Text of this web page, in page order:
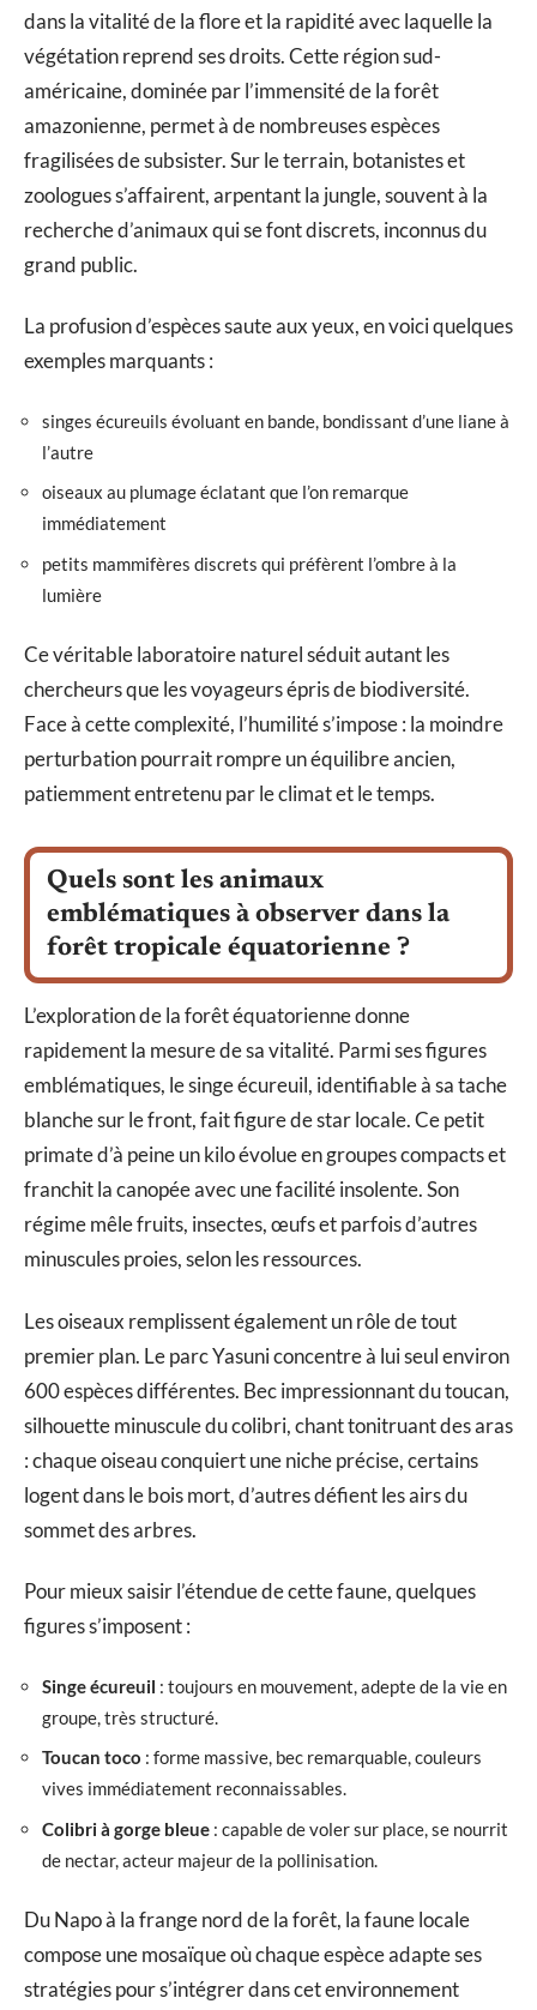
dans la vitalité de la flore et la rapidité avec laquelle la
végétation reprend ses droits. Cette région sud-
américaine, dominée par l’immensité de la forêt
amazonienne, permet à de nombreuses espèces
fragilisées de subsister. Sur le terrain, botanistes et
zoologues s’affairent, arpentant la jungle, souvent à la
recherche d’animaux qui se font discrets, inconnus du
grand public.
La profusion d’espèces saute aux yeux, en voici quelques
exemples marquants :
singes écureuils évoluant en bande, bondissant d’une liane à
l’autre
oiseaux au plumage éclatant que l’on remarque
immédiatement
petits mammifères discrets qui préfèrent l’ombre à la
lumière
Ce véritable laboratoire naturel séduit autant les
chercheurs que les voyageurs épris de biodiversité.
Face à cette complexité, l’humilité s’impose : la moindre
perturbation pourrait rompre un équilibre ancien,
patiemment entretenu par le climat et le temps.
Quels sont les animaux
emblématiques à observer dans la
forêt tropicale équatorienne ?
L’exploration de la forêt équatorienne donne
rapidement la mesure de sa vitalité. Parmi ses figures
emblématiques, le singe écureuil, identifiable à sa tache
blanche sur le front, fait figure de star locale. Ce petit
primate d’à peine un kilo évolue en groupes compacts et
franchit la canopée avec une facilité insolente. Son
régime mêle fruits, insectes, œufs et parfois d’autres
minuscules proies, selon les ressources.
Les oiseaux remplissent également un rôle de tout
premier plan. Le parc Yasuni concentre à lui seul environ
600 espèces différentes. Bec impressionnant du toucan,
silhouette minuscule du colibri, chant tonitruant des aras
: chaque oiseau conquiert une niche précise, certains
logent dans le bois mort, d’autres défient les airs du
sommet des arbres.
Pour mieux saisir l’étendue de cette faune, quelques
figures s’imposent :
Singe écureuil : toujours en mouvement, adepte de la vie en
groupe, très structuré.
Toucan toco : forme massive, bec remarquable, couleurs
vives immédiatement reconnaissables.
Colibri à gorge bleue : capable de voler sur place, se nourrit
de nectar, acteur majeur de la pollinisation.
Du Napo à la frange nord de la forêt, la faune locale
compose une mosaïque où chaque espèce adapte ses
stratégies pour s’intégrer dans cet environnement